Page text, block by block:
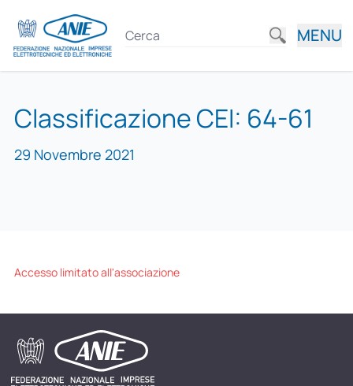
MENU
Classificazione CEI: 64-61
29 Novembre 2021
Accesso limitato all'associazione